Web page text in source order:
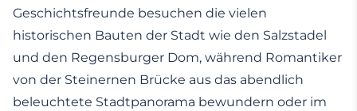
Geschichtsfreunde besuchen die vielen
historischen Bauten der Stadt wie den Salzstadel
und den Regensburger Dom, während Romantiker
von der Steinernen Brücke aus das abendlich
beleuchtete Stadtpanorama bewundern oder im